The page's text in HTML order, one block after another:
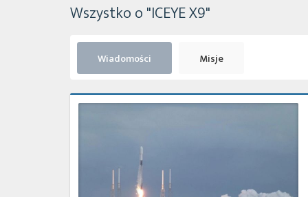
Wszystko o "ICEYE X9"
Wiadomości Misje
zakończony
powodzeniem